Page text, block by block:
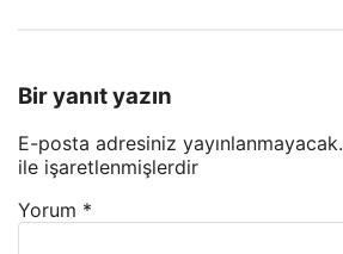
Bir yanıt yazın
E-posta adresiniz yayınlanmayacak.
ile işaretlenmişlerdir
Yorum *